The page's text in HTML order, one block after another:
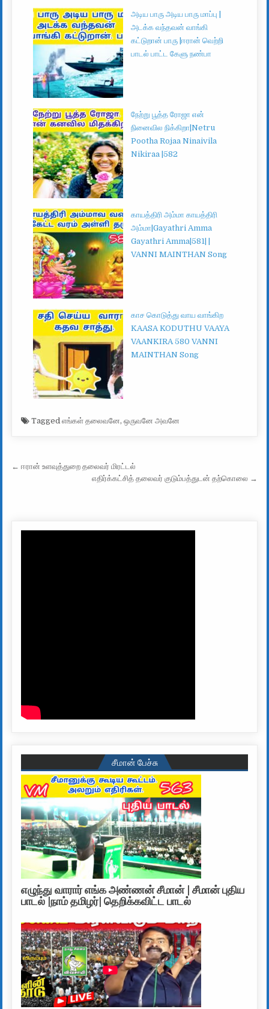
அடிய பாரு அடிய பாரு மாப்பு |
அடக்க வந்தவன் வாங்கி
கட்டுறான் பாரு |ஈரான் வெற்றி
பாடல் பாட்ட கேளு நண்பா
நேற்று பூத்த ரோஜா என்
நினைவில நிக்கிறா|Netru
Pootha Rojaa Ninaivila
Nikiraa |582
காயத்திரி அம்மா காயத்திரி
அம்மா|Gayathri Amma
Gayathri Amma|581| |
VANNI MAINTHAN Song
காச கொடுத்து வாய வாங்கிற
KAASA KODUTHU VAAYA
VAANKIRA 580 VANNI
MAINTHAN Song
Taggedஎங்கள் தலைவனே,ஒருவனே அவனே
Post navigation
← ஈரான் உளவுத்துறை தலைவர் மிரட்டல்
எதிர்க்கட்சித் தலைவர் குடும்பத்துடன் தற்கொலை →
சீமான் பேச்சு
எழுந்து வாரார் எங்க அண்ணன் சீமான் | சீமான் புதிய
பாடல் |நாம் தமிழர்| தெறிக்கவிட்ட பாடல்